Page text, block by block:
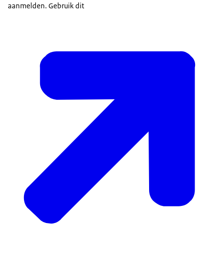
aanmelden. Gebruik dit